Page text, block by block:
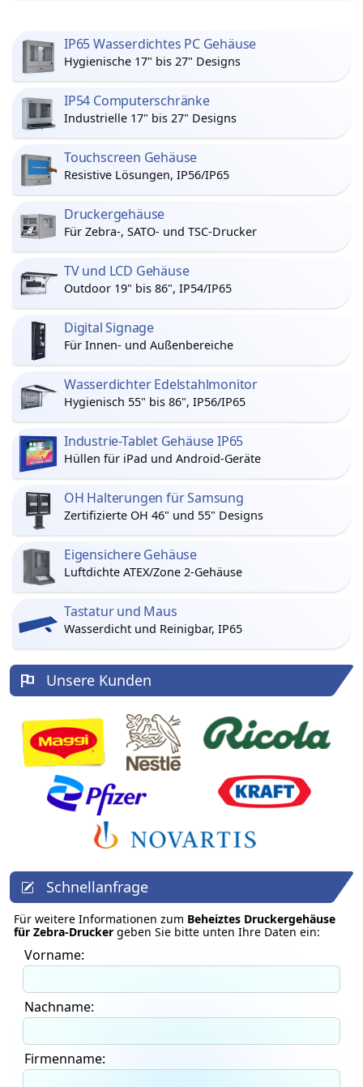
IP65 Wasserdichtes PC Gehäuse
Hygienische 17" bis 27" Designs
IP54 Computerschränke
Industrielle 17" bis 27" Designs
Touchscreen Gehäuse
Resistive Lösungen, IP56/IP65
Druckergehäuse
Für Zebra-, SATO- und TSC-Drucker
TV und LCD Gehäuse
Outdoor 19" bis 86", IP54/IP65
Digital Signage
Für Innen- und Außenbereiche
Wasserdichter Edelstahlmonitor
Hygienisch 55" bis 86", IP56/IP65
Industrie-Tablet Gehäuse IP65
Hüllen für iPad und Android-Geräte
OH Halterungen für Samsung
Zertifizierte OH 46" und 55" Designs
Eigensichere Gehäuse
Luftdichte ATEX/Zone 2-Gehäuse
Tastatur und Maus
Wasserdicht und Reinigbar, IP65
Unsere Kunden
Schnellanfrage
Für weitere Informationen zum Beheiztes Druckergehäuse
für Zebra-Drucker geben Sie bitte unten Ihre Daten ein:
Vorname:
Nachname:
Firmenname: